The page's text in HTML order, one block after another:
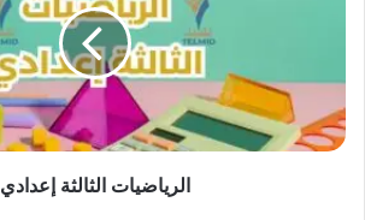
الرياضيات الثالثة إعدادي